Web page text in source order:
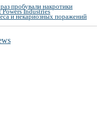
пробували накротики
Industries
и некариозных поражений